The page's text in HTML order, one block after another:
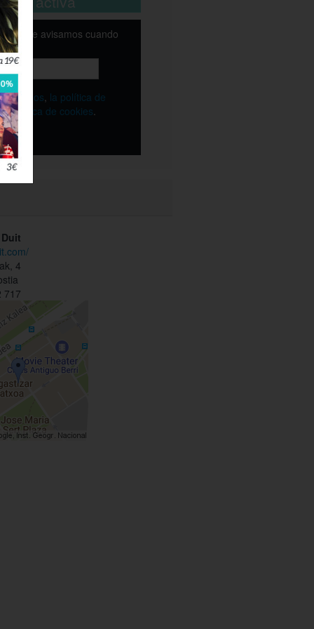
y te avisamos cuando
términos, la política de
la política de cookies.
4
717